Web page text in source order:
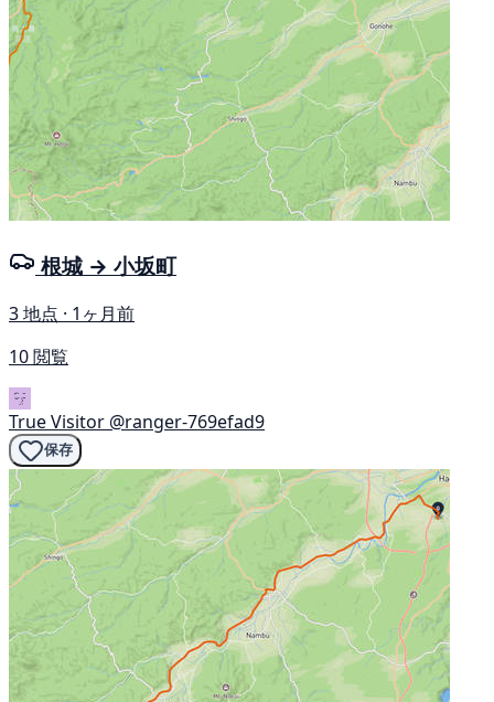
根城 → 小坂町
3 地点 · 1ヶ月前
10 閲覧
True Visitor @ranger-769efad9
保存